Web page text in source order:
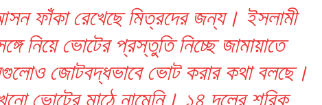
ফাঁকা রেখেছে মিত্রদের জন্য। ইসলামী
নিয়ে ভোটের প্রস্তুতি নিচ্ছে জামায়াতে
জোটবদ্ধভাবে ভোট করার কথা বলছে।